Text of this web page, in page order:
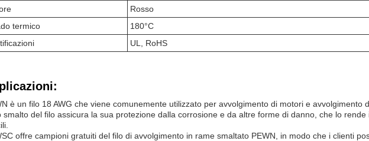
Rosso
termico
180°C
UL, RoHS
è un filo 18 AWG che viene comunemente utilizzato per avvolgimento di motori e avvolgimento
smalto del filo assicura la sua protezione dalla corrosione e da altre forme di danno, che lo
offre campioni gratuiti del filo di avvolgimento in rame smaltato PEWN, in modo che i clienti